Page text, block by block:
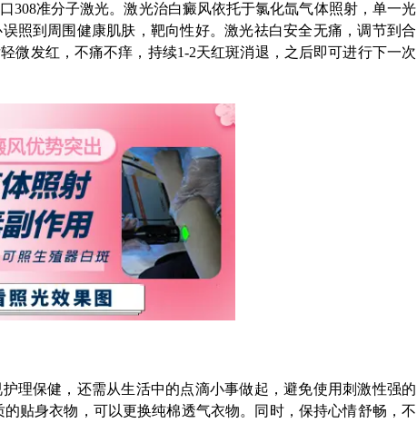
准分子激光。激光治白癜风依托于氯化氙气体照射，单一光
照到周围健康肌肤，靶向性好。激光祛白安全无痛，调节到合
微发红，不痛不痒，持续1-2天红斑消退，之后即可进行下一次
保健，还需从生活中的点滴小事做起，避免使用刺激性强的
贴身衣物，可以更换纯棉透气衣物。同时，保持心情舒畅，不